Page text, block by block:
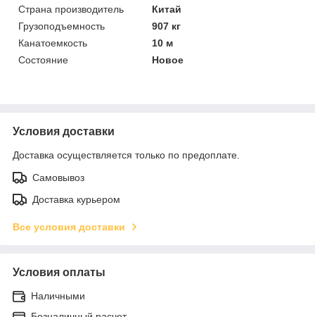
Страна производитель
Китай
Грузоподъемность
907 кг
Канатоемкость
10 м
Состояние
Новое
Условия доставки
Доставка осуществляется только по предоплате.
Самовывоз
Доставка курьером
Все условия доставки
Условия оплаты
Наличными